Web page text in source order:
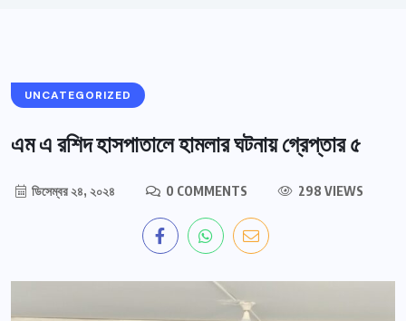
UNCATEGORIZED
এম এ রশিদ হাসপাতালে হামলার ঘটনায় গ্রেপ্তার ৫
ডিসেম্বর ২৪, ২০২৪ 0 COMMENTS 298 VIEWS